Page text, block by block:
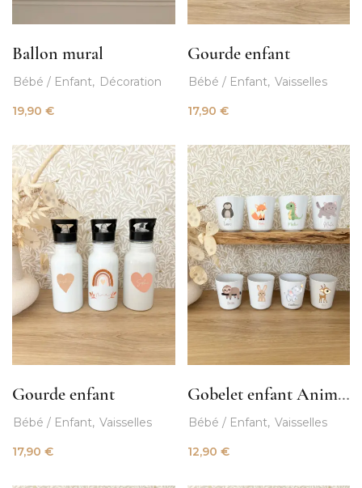
Ballon mural
Bébé / Enfant
Décoration
19,90 €
Gourde enfant
Bébé / Enfant Vaisselles
17,90 €
Gourde enfant
Bébé / Enfant Vaisselles
17,90 €
Gobelet enfant Animaux
Bébé / Enfant Vaisselles
12,90 €